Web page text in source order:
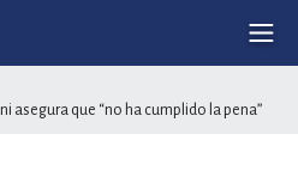
asegura que “no ha cumplido la pena”